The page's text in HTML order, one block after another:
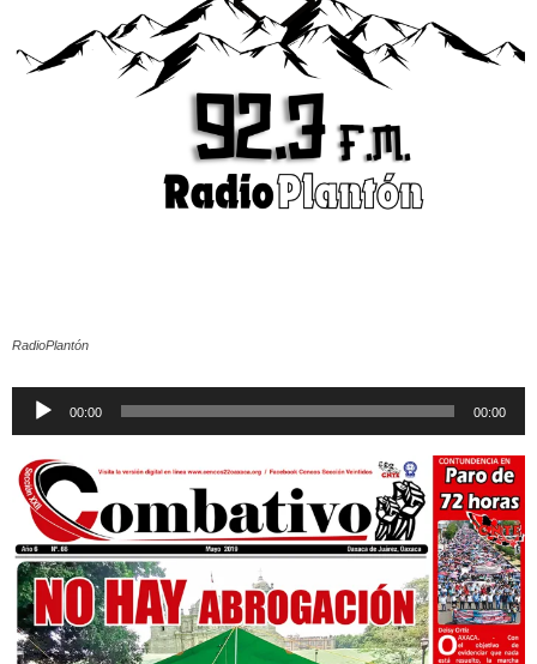
RadioPlantón
Reproductor
00:00 00:00